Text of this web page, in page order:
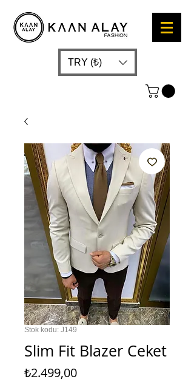
TRY (₺)
Stok kodu: J149
Slim Fit Blazer Ceket
₺2.499,00Fiyat